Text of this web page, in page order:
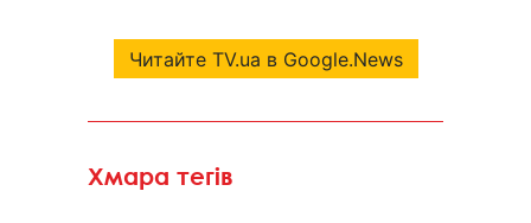
Читайте TV.ua в Google.News
Хмара тегів